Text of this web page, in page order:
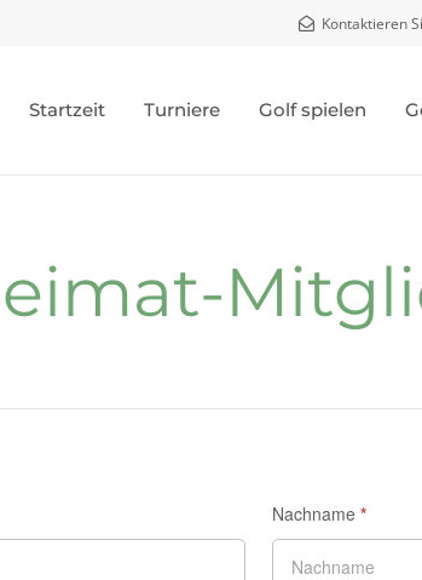
Kontaktieren
Startzeit Turniere Golf spielen
Nachname*